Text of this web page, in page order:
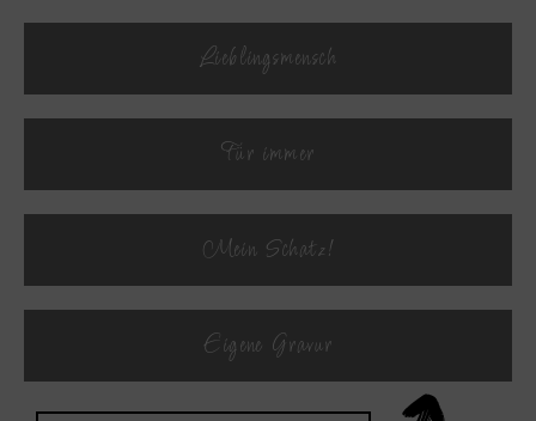
Textvorschau
Textvorschau
Textvorschau
Textvorschau
Lieblingsmensch
Für immer
Mein Schatz!
Eigene Gravur